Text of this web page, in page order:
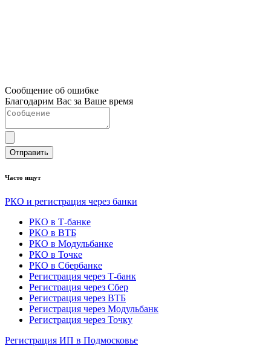
Сообщение об ошибке
Благодарим Вас за Ваше время
Отправить
Часто ищут
РКО и регистрация через банки
РКО в Т-банке
РКО в ВТБ
РКО в Модульбанке
РКО в Точке
РКО в Сбербанке
Регистрация через Т-банк
Регистрация через Сбер
Регистрация через ВТБ
Регистрация через Модульбанк
Регистрация через Точку
Регистрация ИП в Подмосковье